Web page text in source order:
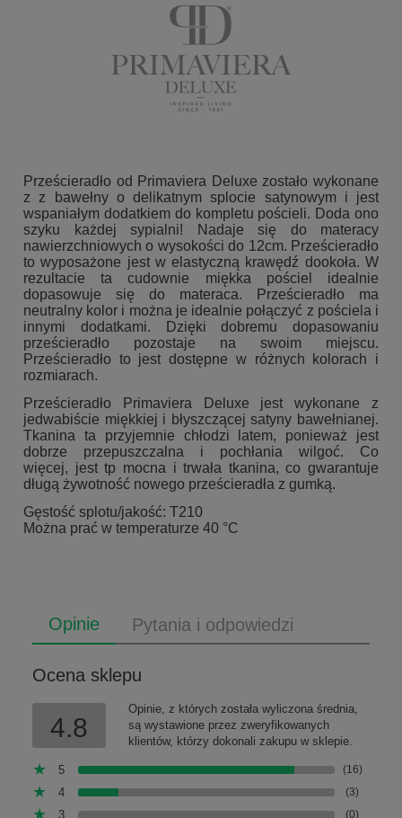
Prześcieradło od Primaviera Deluxe zostało wykonane
z z bawełny o delikatnym splocie satynowym i jest
wspaniałym dodatkiem do kompletu pościeli. Doda ono
szyku każdej sypialni! Nadaje się do materacy
nawierzchniowych o wysokości do 12cm. Prześcieradło
to wyposażone jest w elastyczną krawędź dookoła. W
rezultacie ta cudownie miękka pościel idealnie
dopasowuje się do materaca. Prześcieradło ma
neutralny kolor i można je idealnie połączyć z pościela i
innymi dodatkami. Dzięki dobremu dopasowaniu
prześcieradło pozostaje na swoim miejscu.
Prześcieradło to jest dostępne w różnych kolorach i
rozmiarach.
Prześcieradło Primaviera Deluxe jest wykonane z
jedwabiście miękkiej i błyszczącej satyny bawełnianej.
Tkanina ta przyjemnie chłodzi latem, ponieważ jest
dobrze przepuszczalna i pochłania wilgoć. Co
więcej, jest tp mocna i trwała tkanina, co gwarantuje
długą żywotność nowego prześcieradła z gumką.
Gęstość splotu/jakość: T210
Można prać w temperaturze 40 °C
Opinie Pytania i odpowiedzi
Ocena sklepu
4.8
Opinie, z których została wyliczona średnia,
są wystawione przez zweryfikowanych
klientów, którzy dokonali zakupu w sklepie.
5 (16)
4 (3)
3 (0)